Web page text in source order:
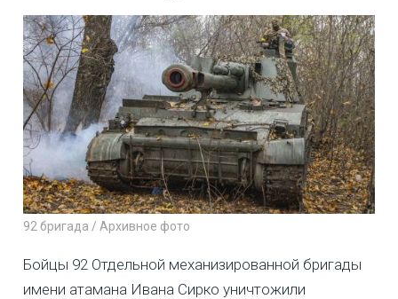
92 бригада / Архивное фото
Бойцы 92 Отдельной механизированной бригады
имени атамана Ивана Сирко уничтожили